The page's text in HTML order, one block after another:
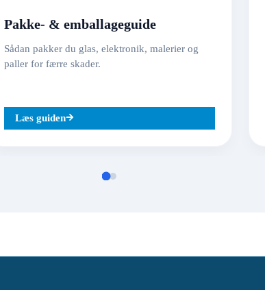
Pakke- & emballageguide
Sådan pakker du glas, elektronik, malerier og
paller for færre skader.
Læs guiden